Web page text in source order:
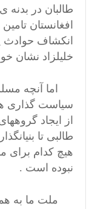
طالبان در
افغانستان
انکشاف
خلیلزاد نشان
اما آنچه
سیاست گذاری
از ایجاد
طالبی تا
هیچ کدام برای
نبوده است .
ملت ما به